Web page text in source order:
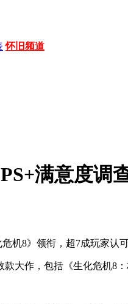
怀旧频道
满意度调
机8》领衔，超7成玩家认
款大作，包括《生化危机